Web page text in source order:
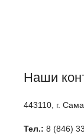
Наши
443110, г.
Тел.: 8 (846)